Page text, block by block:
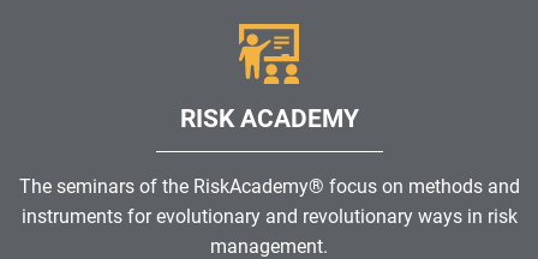
RISK ACADEMY
The seminars of the RiskAcademy® focus on methods and
instruments for evolutionary and revolutionary ways in risk
management.